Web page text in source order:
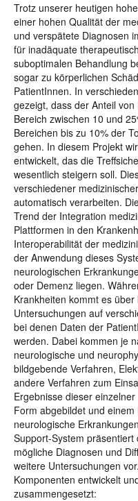
Trotz unserer heutigen
einer hohen Qualität der
und verspätete Diagnosen
für inadäquate
suboptimalen Behandlung
sogar zu körperlichen
PatientInnen. In
gezeigt, dass der Anteil
Bereich zwischen 10 und
Bereichen bis zu 10% der
gehen. In diesem Projekt
entwickelt, das die
wesentlich steigern soll.
verschiedener
automatisch verarbeiten.
Trend der Integration
Plattformen in den
Interoperabilität der
der Anwendung dieses
neurologischen
oder Demenz liegen.
Krankheiten kommt es
Untersuchungen auf
bei denen Daten der
werden. Dabei kommen je
neurologische und
bildgebende Verfahren,
andere Verfahren zum
Ergebnisse dieser
Form abgebildet und
neurologische
Support-System
mögliche Diagnosen und
weitere Untersuchungen
Komponenten entwickelt
zusammengesetzt: